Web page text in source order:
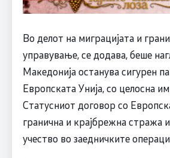
Во делот на миграцијата и
управување, се додава, беше
Македонија останува сигурен
Европската Унија, со целосна
Статусниот договор со
гранична и крајбрежна стража
учество во заедничките